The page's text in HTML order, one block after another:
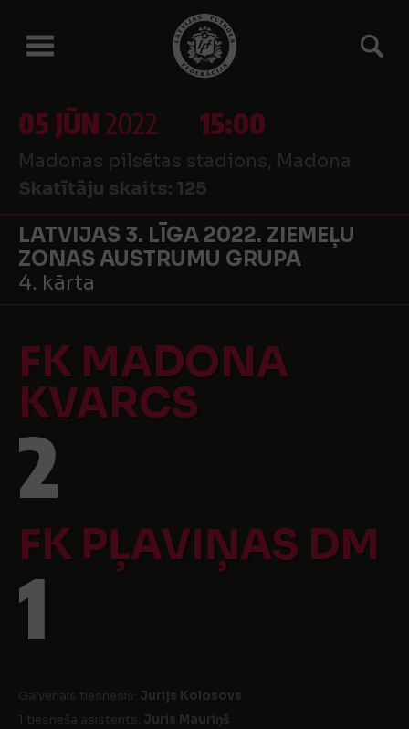
05 JŪN2022 15:00
Madonas pilsētas stadions, Madona
Skatītāju skaits: 125
LATVIJAS 3. LĪGA 2022. ZIEMEĻU
ZONAS AUSTRUMU GRUPA
4. kārta
FK MADONA
KVARCS
2
FK PĻAVIŅAS DM
1
Galvenais tiesnesis: Jurijs Kolosovs
1 tiesneša asistents: Juris Mauriņš